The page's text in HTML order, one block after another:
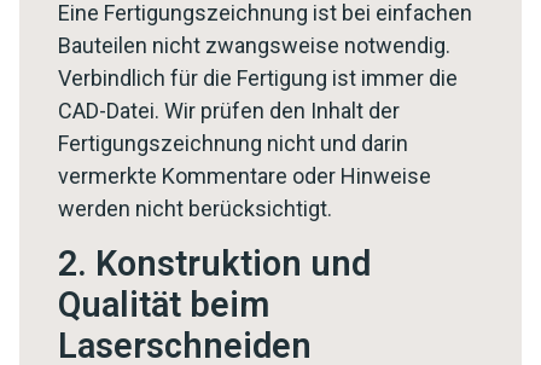
Eine Fertigungszeichnung ist bei einfachen
Bauteilen nicht zwangsweise notwendig.
Verbindlich für die Fertigung ist immer die
CAD-Datei. Wir prüfen den Inhalt der
Fertigungszeichnung nicht und darin
vermerkte Kommentare oder Hinweise
werden nicht berücksichtigt.
2. Konstruktion und
Qualität beim
Laserschneiden